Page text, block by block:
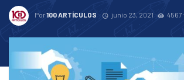
Por100 ARTÍCULOS junio 23, 2021 4567